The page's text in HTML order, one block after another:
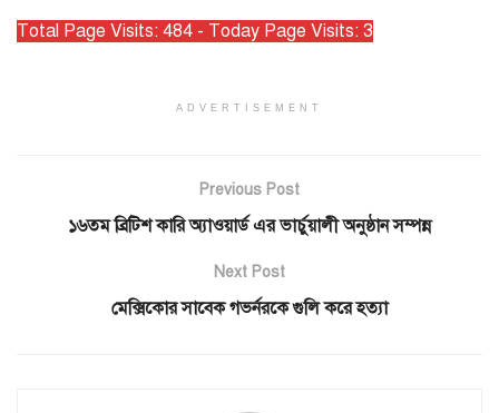
Total Page Visits: 484 - Today Page Visits: 3
ADVERTISEMENT
Previous Post
১৬তম ব্রিটিশ কারি অ্যাওয়ার্ড এর ভার্চুয়ালী অনুষ্ঠান সম্পন্ন
Next Post
মেক্সিকোর সাবেক গভর্নরকে গুলি করে হত্যা